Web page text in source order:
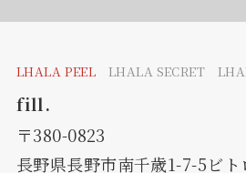
LHALA PEEL LHALA SECRET
fill.
〒380-0823
長野県長野市南千歳1-7-5ビ